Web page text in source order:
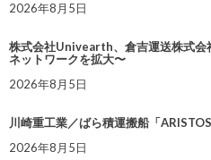
2026年8月5日
株式会社Univearth、倉吉運送株式会
ネットワークを拡大〜
2026年8月5日
川崎重工業／ばら積運搬船「
2026年8月5日